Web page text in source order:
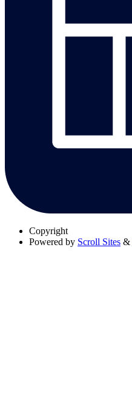
Copyright
Powered by Scroll Sites &